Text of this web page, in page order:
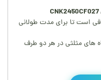
با ظرفیت 10 لیتر کافی است تا برای مدت طولانی
های مثلثی در هر دو طرف